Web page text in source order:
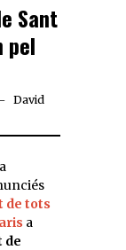
Sant
pel
David
de tots
a
de